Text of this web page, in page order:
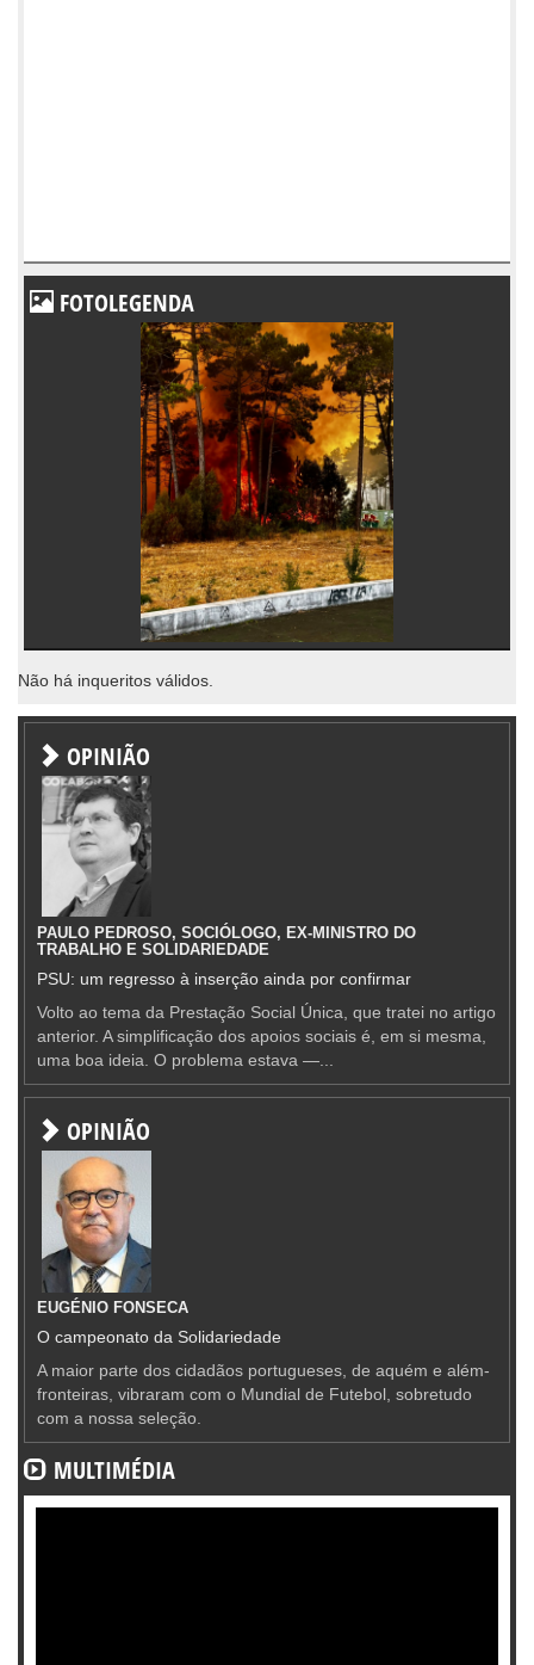
FOTOLEGENDA
Não há inqueritos válidos.
OPINIÃO
PAULO PEDROSO, SOCIÓLOGO, EX-MINISTRO DO
TRABALHO E SOLIDARIEDADE
PSU: um regresso à inserção ainda por confirmar
Volto ao tema da Prestação Social Única, que tratei no artigo
anterior. A simplificação dos apoios sociais é, em si mesma,
uma boa ideia. O problema estava —...
OPINIÃO
EUGÉNIO FONSECA
O campeonato da Solidariedade
A maior parte dos cidadãos portugueses, de aquém e além-
fronteiras, vibraram com o Mundial de Futebol, sobretudo
com a nossa seleção.
MULTIMÉDIA